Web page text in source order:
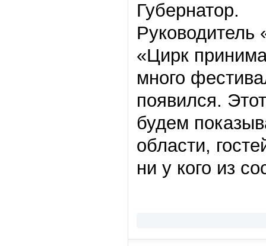
Губернатор.
Руководитель
«Цирк
много
появился.
будем
области,
ни у кого из